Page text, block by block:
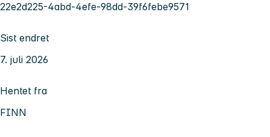
22e2d225-4abd-4efe-98dd-39f6febe9571
Sist endret
7. juli 2026
Hentet fra
FINN